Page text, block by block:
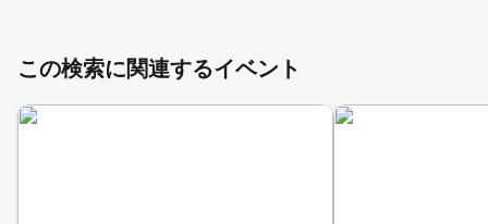
この検索に関連するイベント